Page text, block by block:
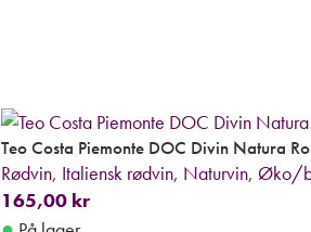
Teo Costa Piemonte DOC Divin Natura
Rødvin, Italiensk rødvin, Naturvin, Øko/
165,00 kr